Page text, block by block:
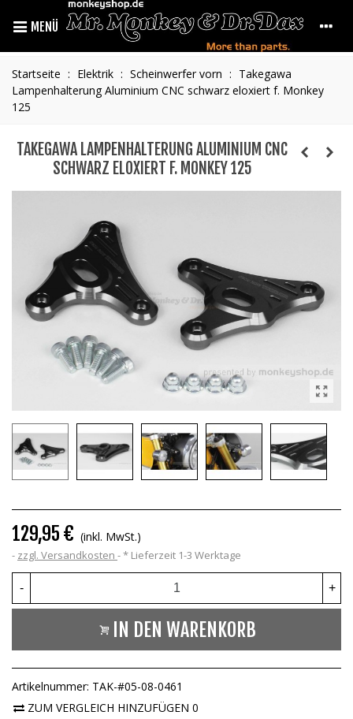
MENÜ
Startseite : Elektrik : Scheinwerfer vorn : Takegawa
Lampenhalterung Aluminium CNC schwarz eloxiert f. Monkey
125
TAKEGAWA LAMPENHALTERUNG ALUMINIUM CNC
SCHWARZ ELOXIERT F. MONKEY 125
129,95 € (inkl. MwSt.)
zzgl. Versandkosten * Lieferzeit 1-3 Werktage
- +
IN DEN WARENKORB
Artikelnummer: TAK-#05-08-0461
ZUM VERGLEICH HINZUFÜGEN 0